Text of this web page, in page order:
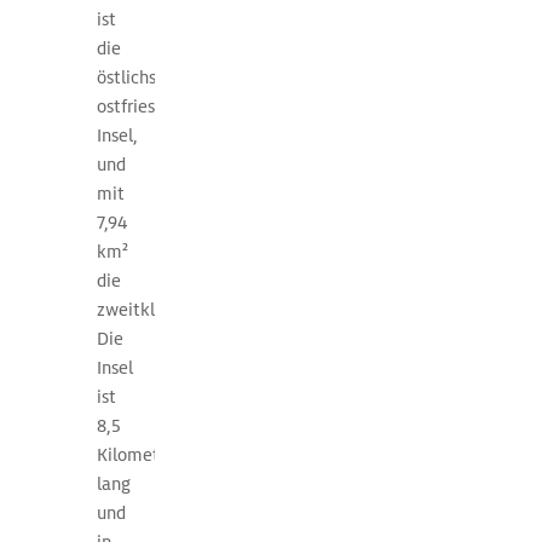
Inseln
und
Festlandküste
liegen
ausgedehnte
Wattbereiche.
Von
Ost
nach
West
liegen
Wangerooge,
Spiekeroog,
Langeoog,
Baltrum,
Juist,
Norderney
und
i
e
ist
die
östlichste
ostfriesische
Insel,
und
mit
7,94
km²
die
zweitkleinste.
Die
Insel
ist
8,5
Kilometer
lang
und